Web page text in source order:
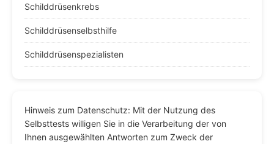
Schilddrüsenkrebs
Schilddrüsenselbsthilfe
Schilddrüsenspezialisten
Hinweis zum Datenschutz: Mit der Nutzung des
Selbsttests willigen Sie in die Verarbeitung der von
Ihnen ausgewählten Antworten zum Zweck der